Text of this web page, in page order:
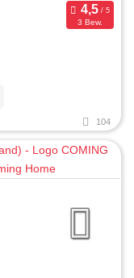
3 Bew.
104